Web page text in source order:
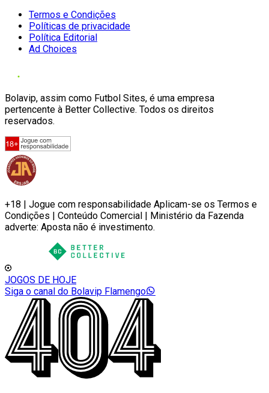
Termos e Condições
Políticas de privacidade
Política Editorial
Ad Choices
Bolavip, assim como Futbol Sites, é uma empresa
pertencente à Better Collective. Todos os direitos
reservados.
+18 | Jogue com responsabilidade Aplicam-se os Termos e
Condições | Conteúdo Comercial | Ministério da Fazenda
adverte: Aposta não é investimento.
JOGOS DE HOJE
Siga o canal do Bolavip Flamengo